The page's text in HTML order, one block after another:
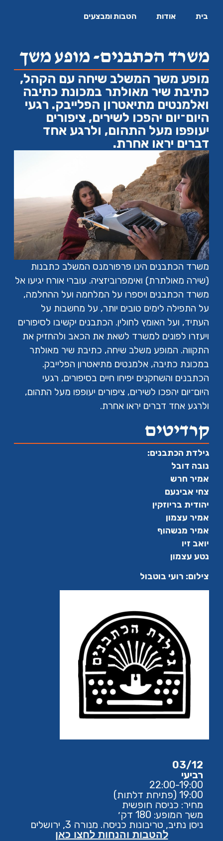
בית אודות הטבות ומבצעים
משרד הכתבנים- מופע משך
מופע משך המשלב שיחה עם הקהל,
כתיבת שיר מאולתר במכונת כתיבה
ואלמנטים מתיאטרון הפלייבק. רגעי
היום־יום יהפכו לשירים, ציפורים
יעופפו מעל התהום, ולרגע אחד
דברים יראו אחרת.
משרד הכתבנים הינו פרפורמנס המשלב כתבנות
(שירה מאולתרת) ואימפרוביזציה. עוברי אורח יגיעו אל
משרד הכתבנים ויספרו על המלחמה ועל ההחלמה,
על התפילה לימים טובים יותר, על מחשבות על
העתיד, ועל האומץ לחולין. הכתבנים יקשיבו לסיפורים
ויעזרו לפונים למשרד לשאת את הכאב ולהחזיק את
התקווה. המופע משלב שיחה, כתיבת שיר מאולתר
במכונת כתיבה, אלמנטים מתיאטרון הפלייבק.
הכתבנים והשחקנים יפיחו חיים בסיפורים, רגעי
היום־יום יהפכו לשירים, ציפורים יעופפו מעל התהום,
ולרגע אחד דברים יראו אחרת.
קרדיטים
גילדת הכתבנים:
נובה דובל
אמיר חרש
צחי אבינעם
יהודית בריוזקין
אמיר עצמון
אמיר מנשהוף
יואב זיו
נטע עצמון
צילום: רועי בוטבול
03/12
רביעי
22:00-19:00
19:00 (פתיחת דלתות)
מחיר: כניסה חופשית
משך המופע: 180 דק׳
ניסן נתיב, טריבונות כניסה. מנורה 3, ירושלים
להטבות והנחות לחצו כאן